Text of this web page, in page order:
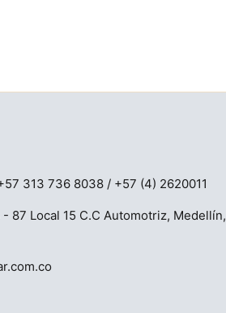
313 736 8038 / +57 (4) 2620011
- 87 Local 15 C.C Automotriz, Medellín,